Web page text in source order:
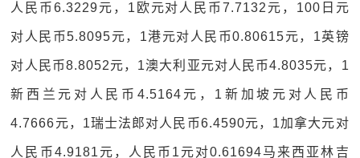
人民币6.3229元，1欧元对人民币7.7132元，100日元
对人民币5.8095元，1港元对人民币0.80615元，1英镑
对人民币8.8052元，1澳大利亚元对人民币4.8035元，1
新西兰元对人民币4.5164元，1新加坡元对人民币
4.7666元，1瑞士法郎对人民币6.4590元，1加拿大元对
人民币4.9181元，人民币1元对0.61694马来西亚林吉